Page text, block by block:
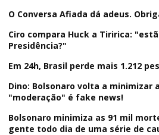
O Conversa Afiada dá adeus.
Ciro compara Huck a Tiririca:
Presidência?"
Em 24h, Brasil perde mais 1.212
Dino: Bolsonaro volta a minimizar
"moderação" é fake news!
Bolsonaro minimiza as 91 mil
gente todo dia de uma série de